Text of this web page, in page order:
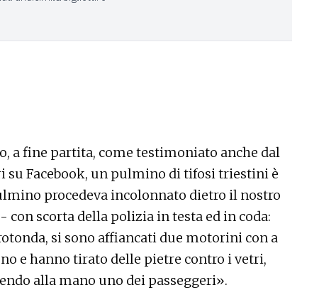
a fine partita, come testimoniato anche dal
su Facebook, un pulmino di tifosi triestini è
procedeva incolonnato dietro il nostro
con scorta della polizia in testa ed in coda:
si sono affiancati due motorini con a
e hanno tirato delle pietre contro i vetri,
alla mano uno dei passeggeri».